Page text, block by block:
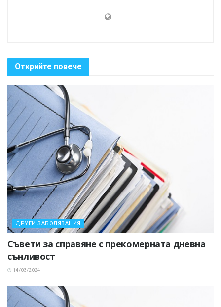
Открийте повече
ДРУГИ ЗАБОЛЯВАНИЯ
Съвети за справяне с прекомерната дневна
сънливост
14/03/2024